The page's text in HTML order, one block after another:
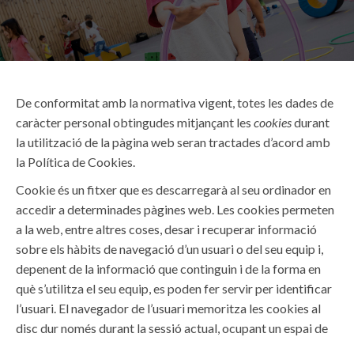
De conformitat amb la normativa vigent, totes les dades de
caràcter personal obtingudes mitjançant les cookiesdurant
la utilització de la pàgina web seran tractades d’acord amb
la Política de Cookies.
Cookie és un fitxer que es descarregarà al seu ordinador en
accedir a determinades pàgines web. Les cookies permeten
a la web, entre altres coses, desar i recuperar informació
sobre els hàbits de navegació d’un usuari o del seu equip i,
depenent de la informació que continguin i de la forma en
què s’utilitza el seu equip, es poden fer servir per identificar
l’usuari. El navegador de l’usuari memoritza les cookies al
disc dur només durant la sessió actual, ocupant un espai de